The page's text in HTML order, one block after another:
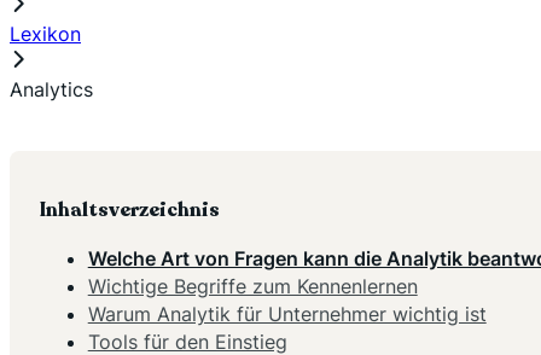
Lexikon
Analytics
Inhaltsverzeichnis
Welche Art von Fragen kann die Analytik
Wichtige Begriffe zum Kennenlernen
Warum Analytik für Unternehmer wichtig ist
Tools für den Einstieg